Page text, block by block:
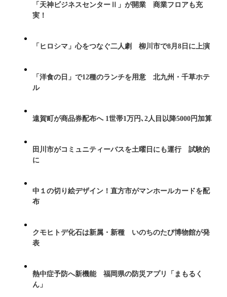
「天神ビジネスセンターⅡ」が開業 商業フロアも充
実！
「ヒロシマ」心をつなぐ二人劇 柳川市で8月8日に上演
「洋食の日」で12種のランチを用意 北九州・千草ホテ
ル
遠賀町が商品券配布へ 1世帯1万円､2人目以降5000円加算
田川市がコミュニティーバスを土曜日にも運行 試験的
に
中１の切り絵デザイン！直方市がマンホールカードを配
布
クモヒトデ化石は新属・新種 いのちのたび博物館が発
表
熱中症予防へ新機能 福岡県の防災アプリ「まもるく
ん」